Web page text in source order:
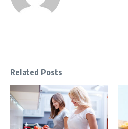
Related Posts